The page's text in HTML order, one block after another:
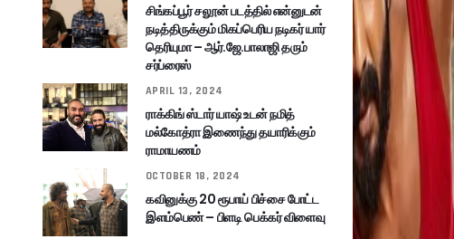
சிங்கப்பூர் சலூன் படத்தில் என்னுடன்
நடித்திருக்கும் மிகப்பெரிய நடிகர் யார்
தெரியுமா – ஆர்.ஜே.பாலாஜி தரும்
சர்ப்ரைஸ்
APRIL 13, 2024
ராக்கிங் ஸ்டார் யாஷ் உடன் நமித்
மல்கோத்ரா இணைந்து தயாரிக்கும்
ராமாயணம்
OCTOBER 18, 2024
கவினுக்கு 20 ரூபாய் பிச்சை போட்ட
இளம்பெண் – பிளடி பெக்கர் விளைவு